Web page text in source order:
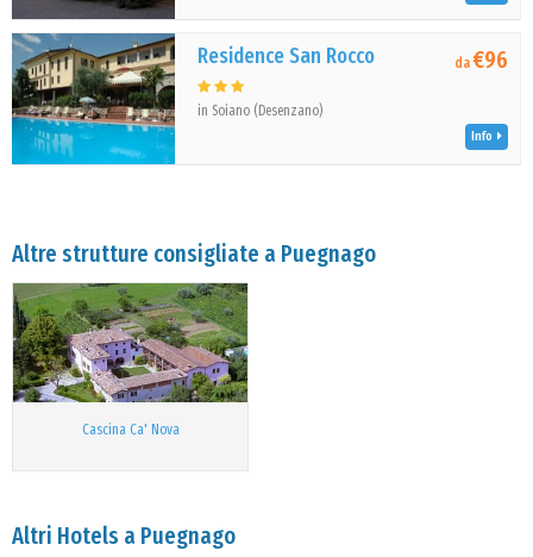
Residence San Rocco
in Soiano (Desenzano)
da€96
Info
Altre strutture consigliate a Puegnago
Cascina Ca' Nova
Altri Hotels a Puegnago